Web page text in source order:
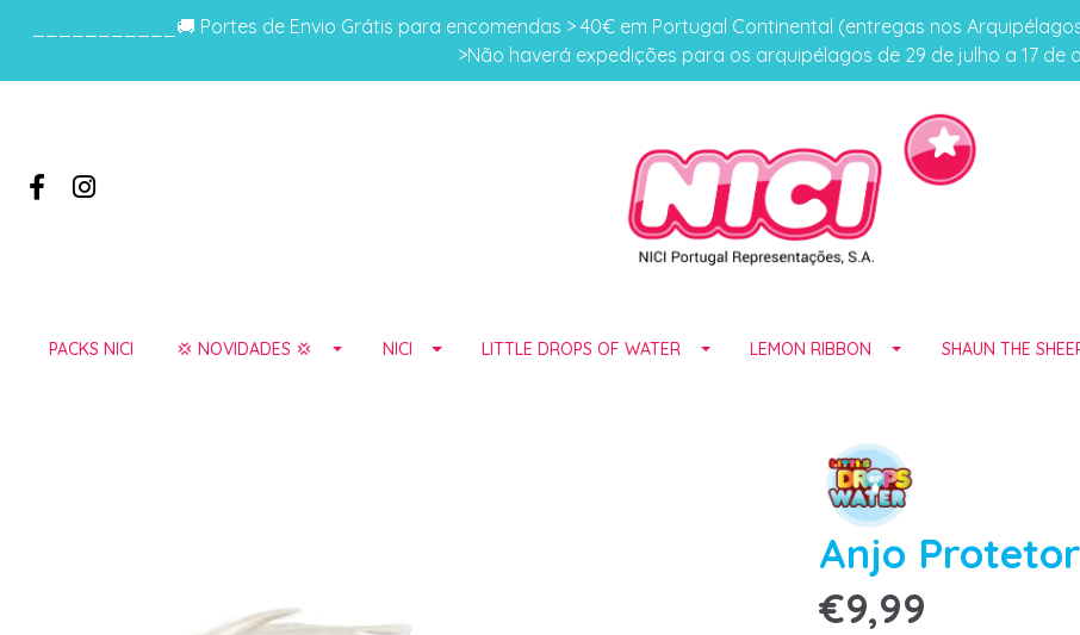
___________🚚 Portes de Envio Grátis para encomendas > 40€ em Portugal Continental (entregas nos
>Não haverá expedições para os arquipélagos de 29 de julho a 17 de
PACKS NICI 💢 NOVIDADES 💢 NICI LITTLE DROPS OF WATER LEMON RIBBON SHAUN THE
Anjo
€9,99